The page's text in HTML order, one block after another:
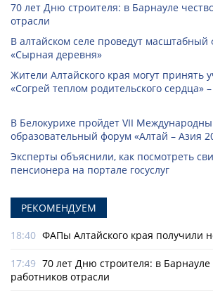
70 лет Дню строителя: в Барнауле
отрасли
В алтайском селе проведут масштабный
«Сырная деревня»
Жители Алтайского края могут принять
«Согрей теплом родительского сердца»
В Белокурихе пройдет VII
образовательный форум «Алтай – Азия
Эксперты объяснили, как посмотреть
пенсионера на портале госуслуг
РЕКОМЕНДУЕМ
18:40 ФАПы Алтайского края получили
17:49 70 лет Дню строителя: в Барнауле
работников отрасли